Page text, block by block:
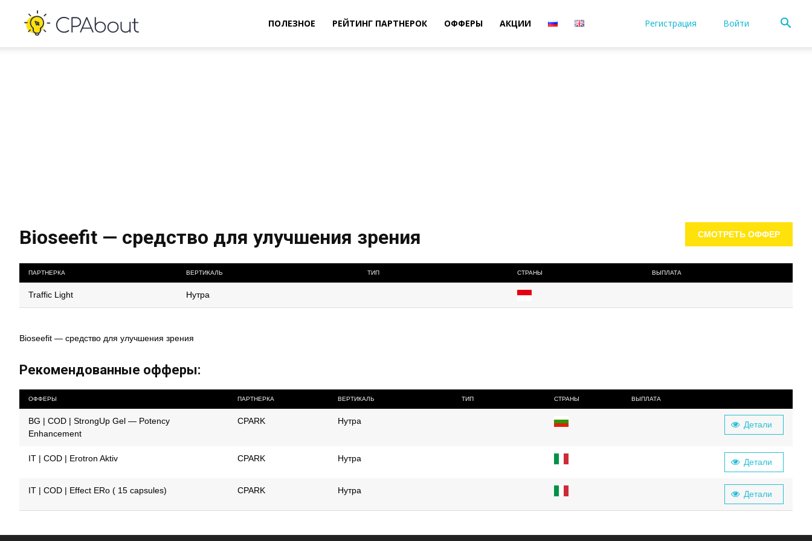
ПОЛЕЗНОЕ РЕЙТИНГ ПАРТНЕРОК ОФФЕРЫ АКЦИИ Регистрация Войти
Bioseefit — средство для улучшения зрения СМОТРЕТЬ ОФФЕР
ПАРТНЕРКА ВЕРТИКАЛЬ ТИП СТРАНЫ ВЫПЛАТА
Traffic Light Нутра
Bioseefit — средство для улучшения зрения
Рекомендованные офферы:
ОФФЕРЫ ПАРТНЕРКА ВЕРТИКАЛЬ ТИП СТРАНЫ ВЫПЛАТА
BG | COD | StrongUp Gel — Potency
Enhancement
CPARK Нутра Детали
IT | COD | Erotron Aktiv CPARK Нутра Детали
IT | COD | Effect ERo ( 15 capsules) CPARK Нутра Детали